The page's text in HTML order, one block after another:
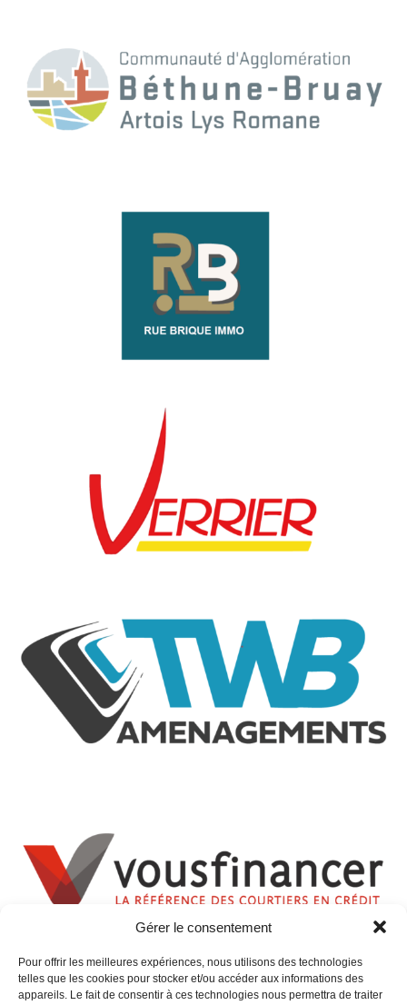
Gérer le consentement
Pour offrir les meilleures expériences, nous utilisons des technologies
telles que les cookies pour stocker et/ou accéder aux informations des
appareils. Le fait de consentir à ces technologies nous permettra de traiter